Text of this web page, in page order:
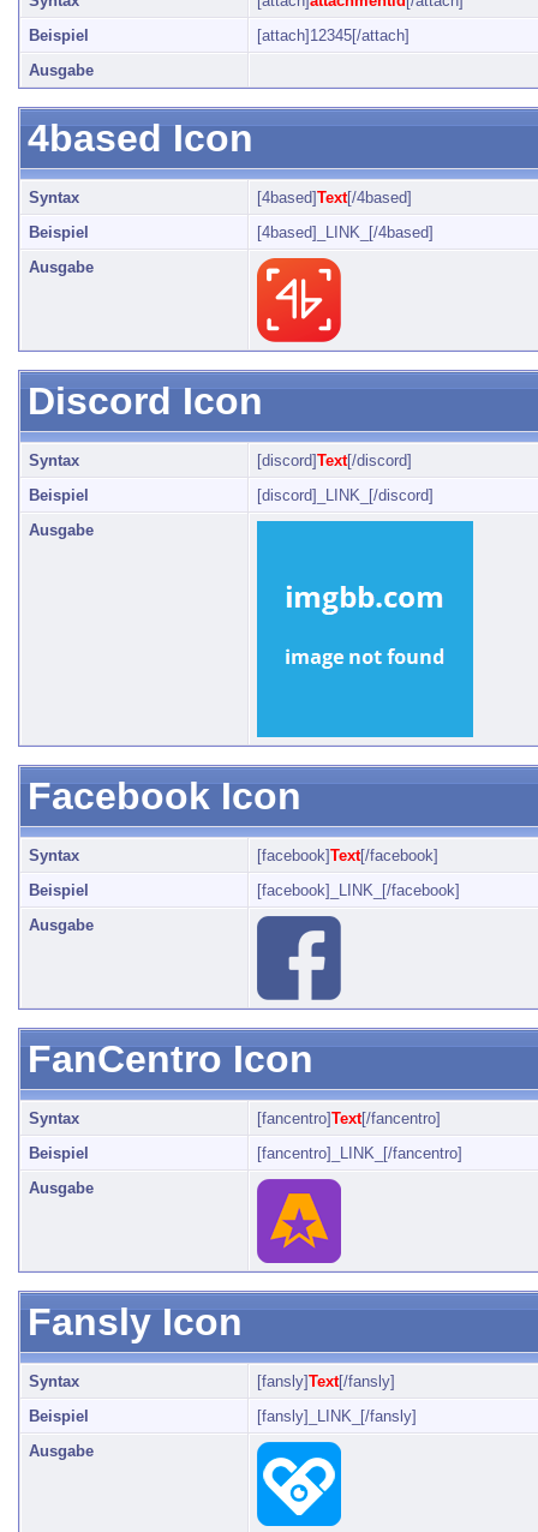
Beispiel
[attach]12345[/attach]
Ausgabe
4based Icon
Syntax [4based]Text[/4based]
Beispiel
[4based]_LINK_[/4based]
Ausgabe
Discord Icon
Syntax [discord]Text[/discord]
Beispiel
[discord]_LINK_[/discord]
Ausgabe
Facebook Icon
Syntax [facebook]Text[/facebook]
Beispiel
[facebook]_LINK_[/facebook]
Ausgabe
FanCentro Icon
Syntax [fancentro]Text[/fancentro]
Beispiel
[fancentro]_LINK_[/fancentro]
Ausgabe
Fansly Icon
Syntax [fansly]Text[/fansly]
Beispiel
[fansly]_LINK_[/fansly]
Ausgabe